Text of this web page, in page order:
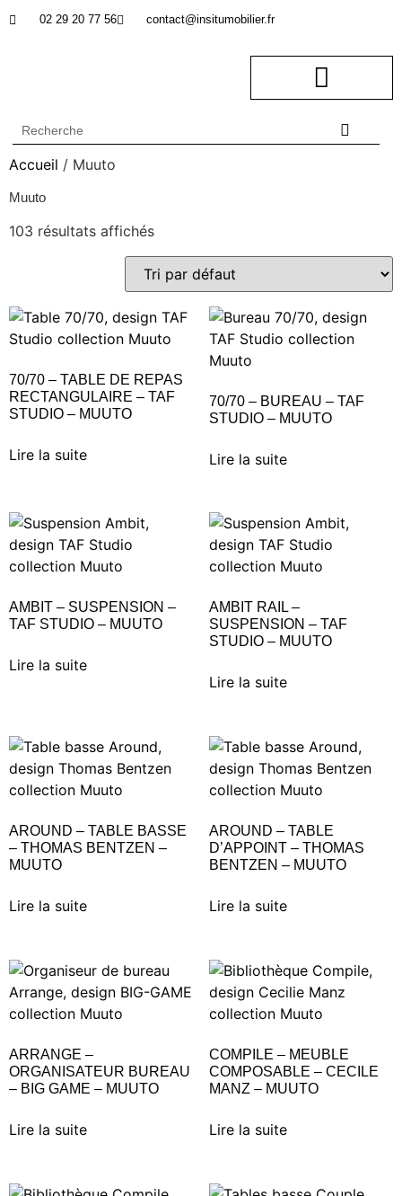
02 29 20 77 56 contact@insitumobilier.fr
Accueil / Muuto
Muuto
103 résultats affichés
70/70 – TABLE DE REPAS
RECTANGULAIRE – TAF
STUDIO – MUUTO
Lire la suite
70/70 – BUREAU – TAF
STUDIO – MUUTO
Lire la suite
AMBIT – SUSPENSION –
TAF STUDIO – MUUTO
Lire la suite
AMBIT RAIL –
SUSPENSION – TAF
STUDIO – MUUTO
Lire la suite
AROUND – TABLE BASSE
– THOMAS BENTZEN –
MUUTO
Lire la suite
AROUND – TABLE
D’APPOINT – THOMAS
BENTZEN – MUUTO
Lire la suite
ARRANGE –
ORGANISATEUR BUREAU
– BIG GAME – MUUTO
Lire la suite
COMPILE – MEUBLE
COMPOSABLE – CECILE
MANZ – MUUTO
Lire la suite